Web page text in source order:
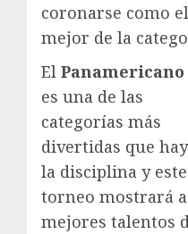
coronarse como el
mejor de la
El Panamericano
es una de las
categorías más
divertidas que
la disciplina y este
torneo mostrará
mejores talentos